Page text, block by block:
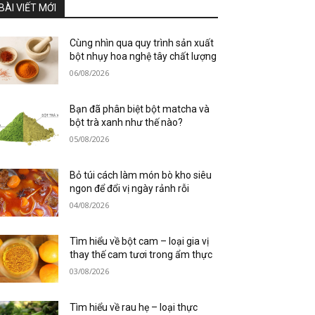
VIẾT MỚI
Cùng nhìn qua quy trình sản xuất
bột nhụy hoa nghệ tây chất lượng
06/08/2026
Bạn đã phân biệt bột matcha và
bột trà xanh như thế nào?
05/08/2026
Bỏ túi cách làm món bò kho siêu
ngon để đổi vị ngày rảnh rỗi
04/08/2026
Tìm hiểu về bột cam – loại gia vị
thay thế cam tươi trong ẩm thực
03/08/2026
Tìm hiểu về rau hẹ – loại thực